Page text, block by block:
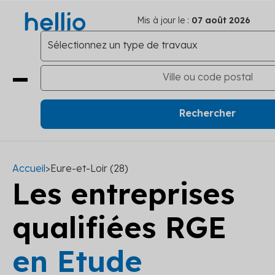
Mis à jour le : 07 août 2026
Accueil>Eure-et-Loir (28)
Les entreprises
qualifiées RGE
en Etude